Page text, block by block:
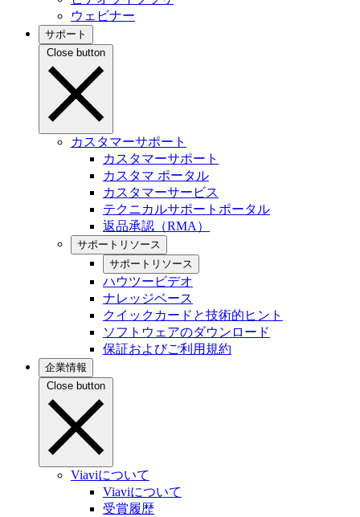
ウェビナー
サポート
Close button
カスタマーサポート
カスタマーサポート
カスタマ ポータル
カスタマーサービス
テクニカルサポートポータル
返品承認（RMA）
サポートリソース
サポートリソース
ハウツービデオ
ナレッジベース
クイックカードと技術的ヒント
ソフトウェアのダウンロード
保証およびご利用規約
企業情報
Close button
Viaviについて
Viaviについて
受賞履歴